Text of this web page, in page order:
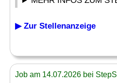
▶ Zur Stellenanzeige
Job am 14.07.2026 bei